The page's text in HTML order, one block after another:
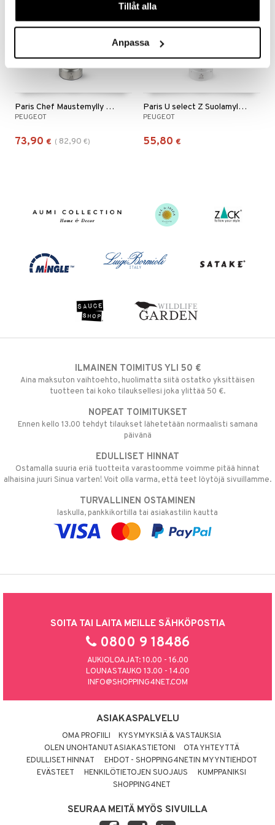
Tillåt alla
Anpassa
Paris Chef Maustemylly Ruostumaton teräs
PEUGEOT
73,90 € ( 82,90 €)
Paris U select Z Suolamylly Valkoinen
PEUGEOT
55,80 €
ILMAINEN TOIMITUS YLI 50 €
Aina maksuton vaihtoehto, huolimatta siitä ostatko yksittäisen
tuotteen tai koko tilauksellesi joka ylittää 50 €.
NOPEAT TOIMITUKSET
Ennen kello 13.00 tehdyt tilaukset lähetetään normaalisti samana
päivänä
EDULLISET HINNAT
Ostamalla suuria eriä tuotteita varastoomme voimme pitää hinnat
alhaisina juuri Sinua varten! Voit olla varma, että teet löytöjä sivuillamme.
TURVALLINEN OSTAMINEN
laskulla, pankkikortilla tai asiakastilin kautta
SOITA TAI LAITA MEILLE SÄHKÖPOSTIA
0800 9 18486
AUKIOLOAJAT: 10.00 - 16.00
LOUNASTAUKO 13.00 - 14.00
INFO@SHOPPING4NET.COM
ASIAKASPALVELU
OMA PROFIILI
KYSYMYKSIÄ & VASTAUKSIA
OLEN UNOHTANUT ASIAKASTIETONI
OTA YHTEYTTÄ
EDULLISET HINNAT
EHDOT - SHOPPING4NETIN MYYNTIEHDOT
EVÄSTEET
HENKILÖTIETOJEN SUOJAUS
KUMPPANIKSI
SHOPPING4NET
SEURAA MEITÄ MYÖS SIVUILLA